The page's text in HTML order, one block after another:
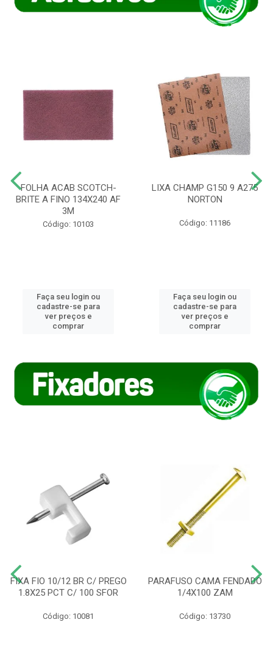
FOLHA ACAB SCOTCH-
BRITE A FINO 134X240 AF
3M
Código: 10103
Faça seu login ou
cadastre-se para
ver preços e
comprar
LIXA CHAMP G150 9 A275
NORTON
Código: 11186
Faça seu login ou
cadastre-se para
ver preços e
comprar
FIXA FIO 10/12 BR C/ PREGO
1.8X25 PCT C/ 100 SFOR
Código: 10081
PARAFUSO CAMA FENDADO
1/4X100 ZAM
Código: 13730